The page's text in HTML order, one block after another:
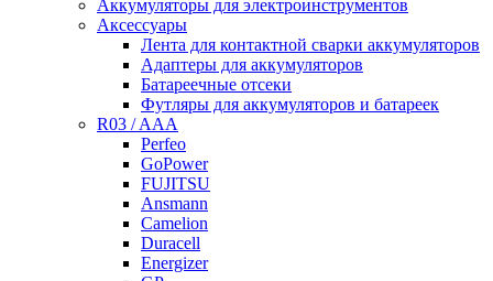
Аккумуляторы для электроинструментов
Аксессуары
Лента для контактной сварки аккумуляторов
Адаптеры для аккумуляторов
Батареечные отсеки
Футляры для аккумуляторов и батареек
R03 / AAA
Perfeo
GoPower
FUJITSU
Ansmann
Camelion
Duracell
Energizer